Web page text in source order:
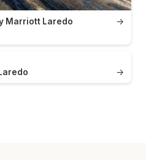
→
Marriott Laredo
→